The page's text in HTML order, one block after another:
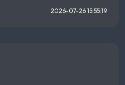
2026-07-26 15:55:19